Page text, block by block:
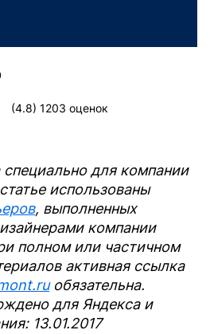
(4.8) 1203 оценок
для компании
использованы
, выполненных
компании
полном или частичном
активная ссылка
обязательна.
для Яндекса и
13.01.2017